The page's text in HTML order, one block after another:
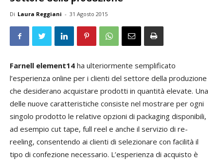
Di Laura Reggiani - 31 Agosto 2015
Farnell element14 ha ulteriormente semplificato
l’esperienza online per i clienti del settore della produzione
che desiderano acquistare prodotti in quantità elevate. Una
delle nuove caratteristiche consiste nel mostrare per ogni
singolo prodotto le relative opzioni di packaging disponibili,
ad esempio cut tape, full reel e anche il servizio di re-
reeling, consentendo ai clienti di selezionare con facilità il
tipo di confezione necessario. L’esperienza di acquisto è